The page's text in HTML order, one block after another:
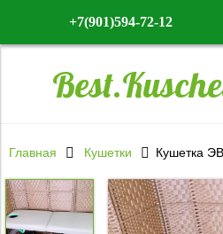
+7(901)594-72-12
Главная Кушетки Кушетка